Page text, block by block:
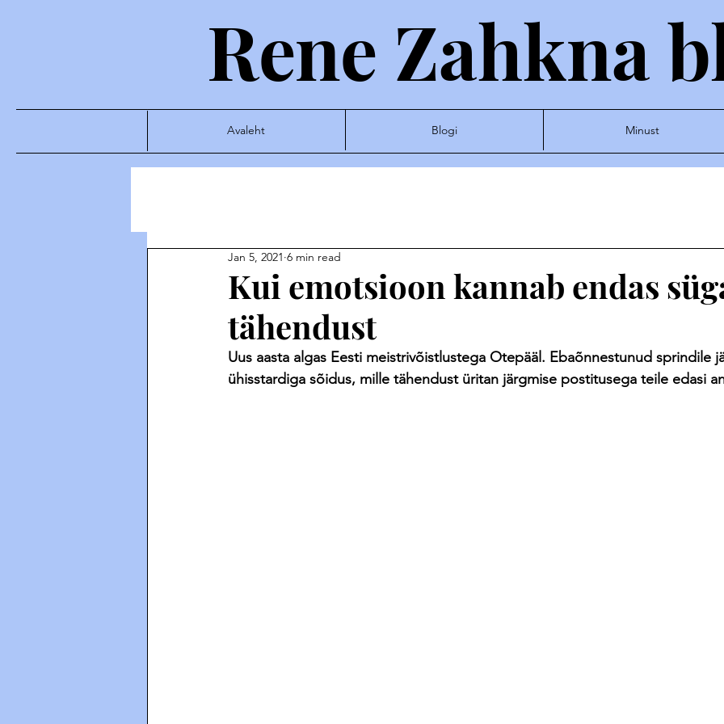
Rene Zahkna
Avaleht Blogi Minust
Kui emotsioon kannab endas
tähendust
Jan 5, 2021 6 min read
Uus aasta algas Eesti meistrivõistlustega Otepääl. Ebaõnnestunud sprindile
ühisstardiga sõidus, mille tähendust üritan järgmise postitusega teile edasi